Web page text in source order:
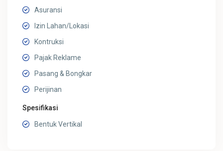
Asuransi
Izin Lahan/Lokasi
Kontruksi
Pajak Reklame
Pasang & Bongkar
Perijinan
Spesifikasi
Bentuk Vertikal